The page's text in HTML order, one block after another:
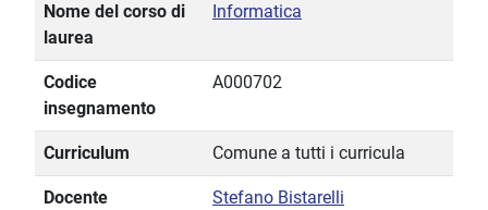
Nome del corso di
laurea
Informatica
Codice
insegnamento
A000702
Curriculum Comune a tutti i curricula
Docente
Stefano Bistarelli